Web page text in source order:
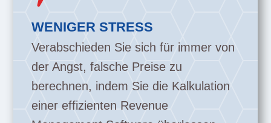
WENIGER STRESS
Verabschieden Sie sich für immer von
der Angst, falsche Preise zu
berechnen, indem Sie die Kalkulation
einer effizienten Revenue